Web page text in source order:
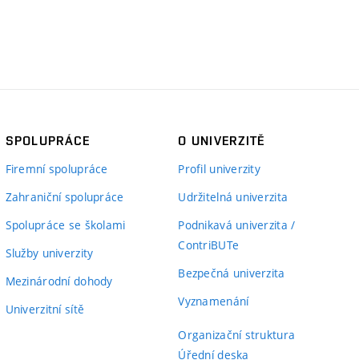
SPOLUPRÁCE
Firemní spolupráce
Zahraniční spolupráce
Spolupráce se školami
Služby univerzity
Mezinárodní dohody
Univerzitní sítě
O UNIVERZITĚ
Profil univerzity
Udržitelná univerzita
Podnikavá univerzita /
ContriBUTe
Bezpečná univerzita
Vyznamenání
Organizační struktura
Úřední deska